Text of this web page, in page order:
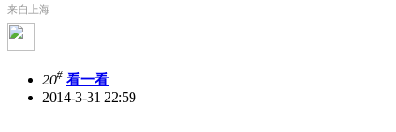
来自上海
20# 看一看
2014-3-31 22:59